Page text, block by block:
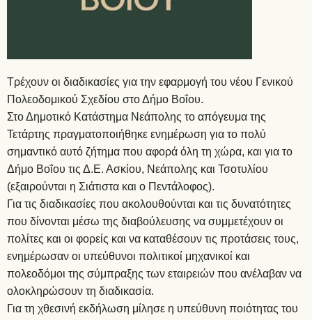
Τρέχουν οι διαδικασίες για την εφαρμογή του νέου Γενικού
Πολεοδομικού Σχεδίου στο Δήμο Βοΐου.
Στο Δημοτικό Κατάστημα Νεάπολης το απόγευμα της
Τετάρτης πραγματοποιήθηκε ενημέρωση για το πολύ
σημαντικό αυτό ζήτημα που αφορά όλη τη χώρα, και για το
Δήμο Βοΐου τις Δ.Ε. Ασκίου, Νεάπολης και Τσοτυλίου
(εξαιρούνται η Σιάτιστα και ο Πεντάλοφος).
Για τις διαδικασίες που ακολουθούνται και τις δυνατότητες
που δίνονται μέσω της διαβούλευσης να συμμετέχουν οι
πολίτες και οι φορείς και να καταθέσουν τις προτάσεις τους,
ενημέρωσαν οι υπεύθυνοι πολιτικοί μηχανικοί και
πολεοδόμοι της σύμπραξης των εταιρειών που ανέλαβαν να
ολοκληρώσουν τη διαδικασία.
Για τη χθεσινή εκδήλωση μίλησε η υπεύθυνη ποιότητας του